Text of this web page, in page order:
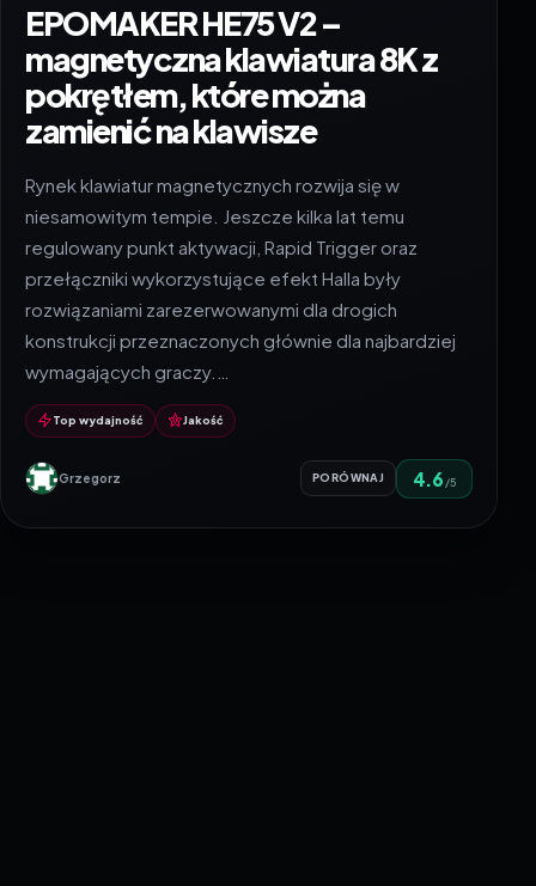
EPOMAKER HE75 V2 –
magnetyczna klawiatura 8K z
pokrętłem, które można
zamienić na klawisze
Rynek klawiatur magnetycznych rozwija się w
niesamowitym tempie. Jeszcze kilka lat temu
regulowany punkt aktywacji, Rapid Trigger oraz
przełączniki wykorzystujące efekt Halla były
rozwiązaniami zarezerwowanymi dla drogich
konstrukcji przeznaczonych głównie dla najbardziej
wymagających graczy.…
Top wydajność Jakość
Grzegorz PORÓWNAJ 4.6 /5